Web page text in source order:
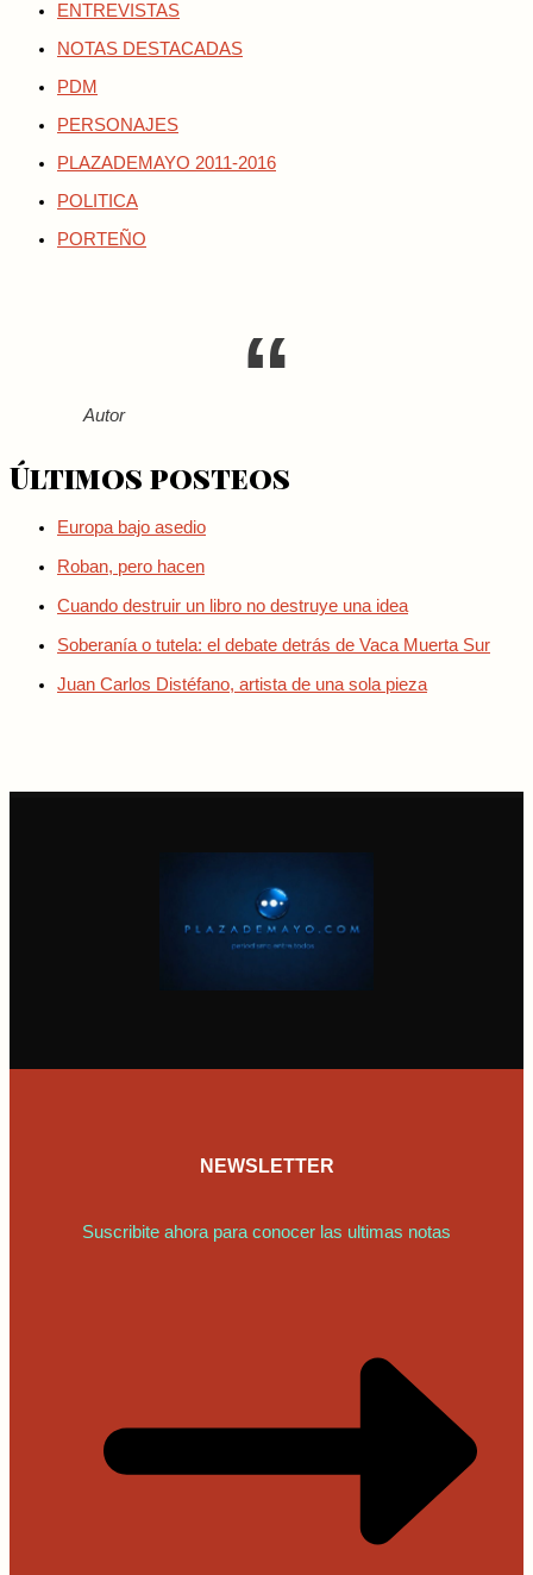
ENTREVISTAS
NOTAS DESTACADAS
PDM
PERSONAJES
PLAZADEMAYO 2011-2016
POLITICA
PORTEÑO
Autor
Últimos posteos
Europa bajo asedio
Roban, pero hacen
Cuando destruir un libro no destruye una idea
Soberanía o tutela: el debate detrás de Vaca Muerta Sur
Juan Carlos Distéfano, artista de una sola pieza
NEWSLETTER
Suscribite ahora para conocer las ultimas notas